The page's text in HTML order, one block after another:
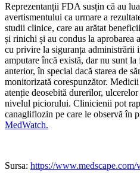
Reprezentanții FDA susțin că au
avertismentului ca urmare a
studii clinice, care au arătat
și rinichi și au condus la aprobarea
cu privire la siguranța administrării
amputare încă există, dar nu sunt
anterior, în special dacă starea de
monitorizată corespunzător.
atenție deosebită durerilor,
nivelul piciorului. Clinicienii pot
canagliflozin pe care le observă în
MedWatch.
Sursa: https://